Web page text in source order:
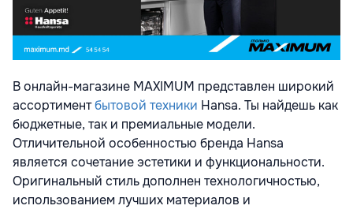
В онлайн-магазине MAXIMUM представлен широкий
ассортиментбытовой техники Hansa. Ты найдешь как
бюджетные, так и премиальные модели.
Отличительной особенностью бренда Hansa
является сочетание эстетики и функциональности.
Оригинальный стиль дополнен технологичностью,
использованием лучших материалов и